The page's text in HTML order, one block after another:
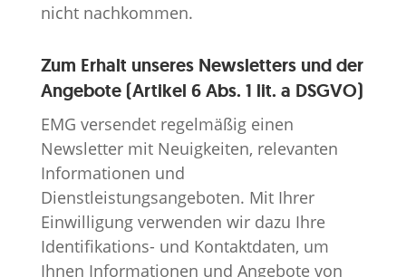
nicht nachkommen.
Zum Erhalt unseres Newsletters und der
Angebote (Artikel 6 Abs. 1 lit. a DSGVO)
EMG versendet regelmäßig einen
Newsletter mit Neuigkeiten, relevanten
Informationen und
Dienstleistungsangeboten. Mit Ihrer
Einwilligung verwenden wir dazu Ihre
Identifikations- und Kontaktdaten, um
Ihnen Informationen und Angebote von